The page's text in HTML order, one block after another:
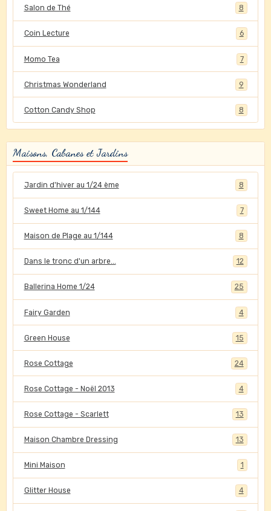
Salon de Thé 8
Coin Lecture 6
Momo Tea 7
Christmas Wonderland 9
Cotton Candy Shop 8
Maisons, Cabanes et Jardins
Jardin d'hiver au 1/24 ème 8
Sweet Home au 1/144 7
Maison de Plage au 1/144 8
Dans le tronc d'un arbre... 12
Ballerina Home 1/24 25
Fairy Garden 4
Green House 15
Rose Cottage 24
Rose Cottage - Noël 2013 4
Rose Cottage - Scarlett 13
Maison Chambre Dressing 13
Mini Maison 1
Glitter House 4